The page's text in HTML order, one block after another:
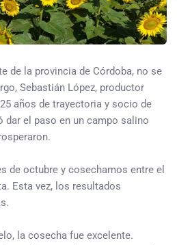
de la provincia de Córdoba, no se
Sebastián López, productor
años de trayectoria y socio de
dar el paso en un campo salino
de octubre y cosechamos entre el
Esta vez, los resultados
la cosecha fue excelente.